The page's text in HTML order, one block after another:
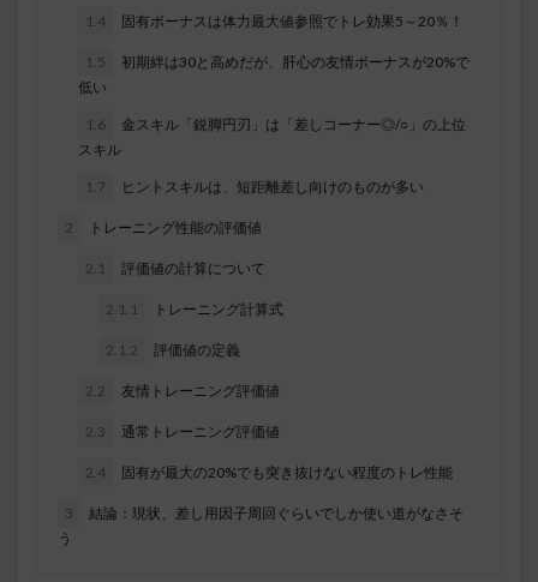
1.4 固有ボーナスは体力最大値参照でトレ効果5～20％！
1.5
初期絆は30と高めだが、肝心の友情ボーナスが20%で
低い
1.6
金スキル「鋭脚円刃」は「差しコーナー◎/○」の上位
スキル
1.7 ヒントスキルは、短距離差し向けのものが多い
2 トレーニング性能の評価値
2.1 評価値の計算について
2.1.1 トレーニング計算式
2.1.2 評価値の定義
2.2 友情トレーニング評価値
2.3 通常トレーニング評価値
2.4 固有が最大の20%でも突き抜けない程度のトレ性能
3
結論：現状、差し用因子周回ぐらいでしか使い道がなさそ
う